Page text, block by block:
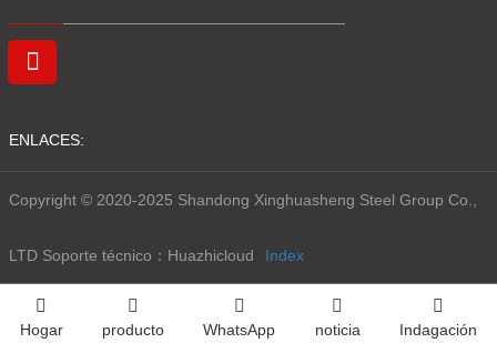
ENLACES:
Copyright © 2020-2025 Shandong Xinghuasheng Steel Group Co.,
LTD Soporte técnico：Huazhicloud Index
Hogar producto WhatsApp noticia Indagación